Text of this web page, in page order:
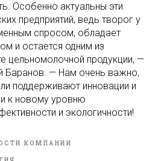
Особенно актуальны эти
предприятий, ведь творог у
спросом, обладает
и остается одним из
цельномолочной продукции, —
Баранов. — Нам очень важно,
поддерживают инновации и
к новому уровню
и экологичности!
КОМПАНИИ